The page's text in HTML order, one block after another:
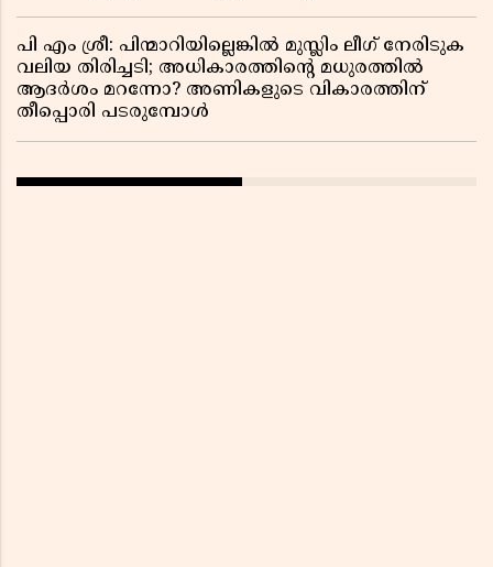
പി എം ശ്രീ: പിന്മാറിയില്ലെങ്കിൽ മുസ്ലിം ലീഗ് നേരിടുക
വലിയ തിരിച്ചടി; അധികാരത്തിന്റെ മധുരത്തിൽ
ആദർശം മറന്നോ? അണികളുടെ വികാരത്തിന്
തീപ്പൊരി പടരുമ്പോൾ